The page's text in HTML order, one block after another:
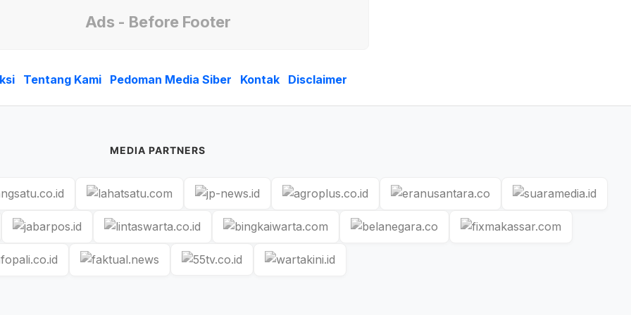
Ads - Before Footer
Tentang Kami Pedoman Media Siber Kontak Disclaimer
MEDIA PARTNERS